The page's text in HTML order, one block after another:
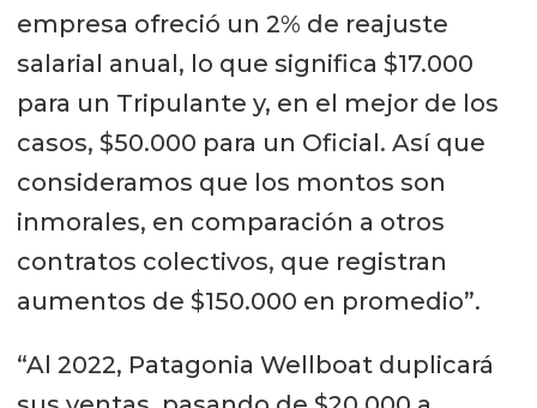
empresa ofreció un 2% de reajuste
salarial anual, lo que significa $17.000
para un Tripulante y, en el mejor de los
casos, $50.000 para un Oficial. Así que
consideramos que los montos son
inmorales, en comparación a otros
contratos colectivos, que registran
aumentos de $150.000 en promedio”.
“Al 2022, Patagonia Wellboat duplicará